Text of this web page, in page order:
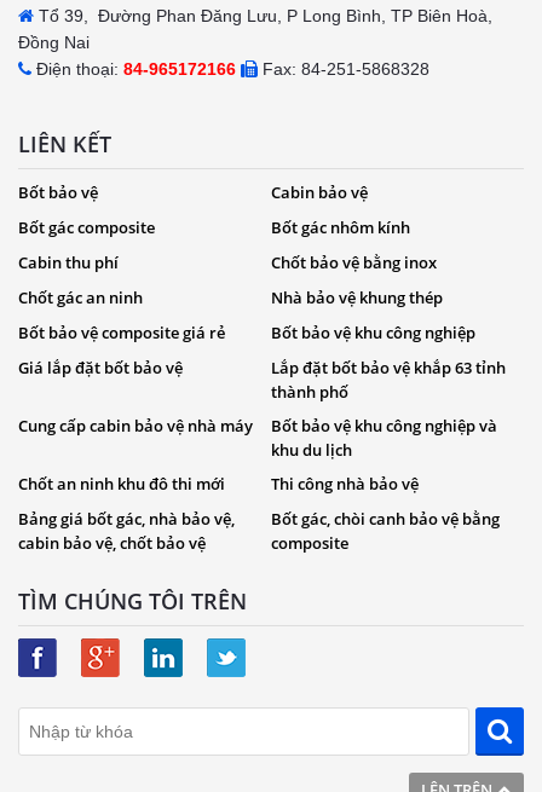
Tổ 39, Đường Phan Đăng Lưu, P Long Bình, TP Biên Hoà,
Đồng Nai
Điện thoại: 84-965172166 Fax: 84-251-5868328
LIÊN KẾT
Bốt bảo vệ
Cabin bảo vệ
Bốt gác composite
Bốt gác nhôm kính
Cabin thu phí
Chốt bảo vệ bằng inox
Chốt gác an ninh
Nhà bảo vệ khung thép
Bốt bảo vệ composite giá rẻ
Bốt bảo vệ khu công nghiệp
Giá lắp đặt bốt bảo vệ
Lắp đặt bốt bảo vệ khắp 63 tỉnh
thành phố
Cung cấp cabin bảo vệ nhà máy Bốt bảo vệ khu công nghiệp và
khu du lịch
Chốt an ninh khu đô thi mới
Thi công nhà bảo vệ
Bảng giá bốt gác, nhà bảo vệ,
cabin bảo vệ, chốt bảo vệ
Bốt gác, chòi canh bảo vệ bằng
composite
TÌM CHÚNG TÔI TRÊN